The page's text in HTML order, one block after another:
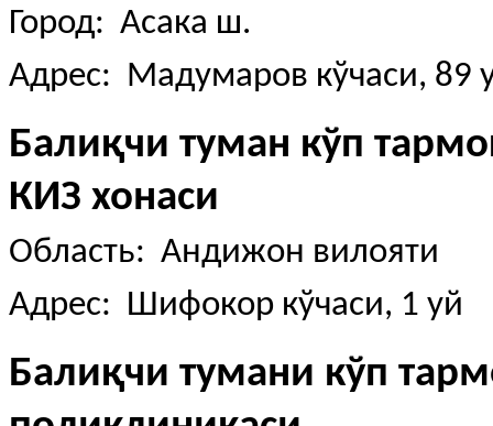
Город: Асака ш.
Адрес: Мадумаров кўчаси, 89
Балиқчи туман кўп
КИЗ хонаси
Область: Андижон вилояти
Адрес: Шифокор кўчаси, 1 уй
Балиқчи тумани кўп